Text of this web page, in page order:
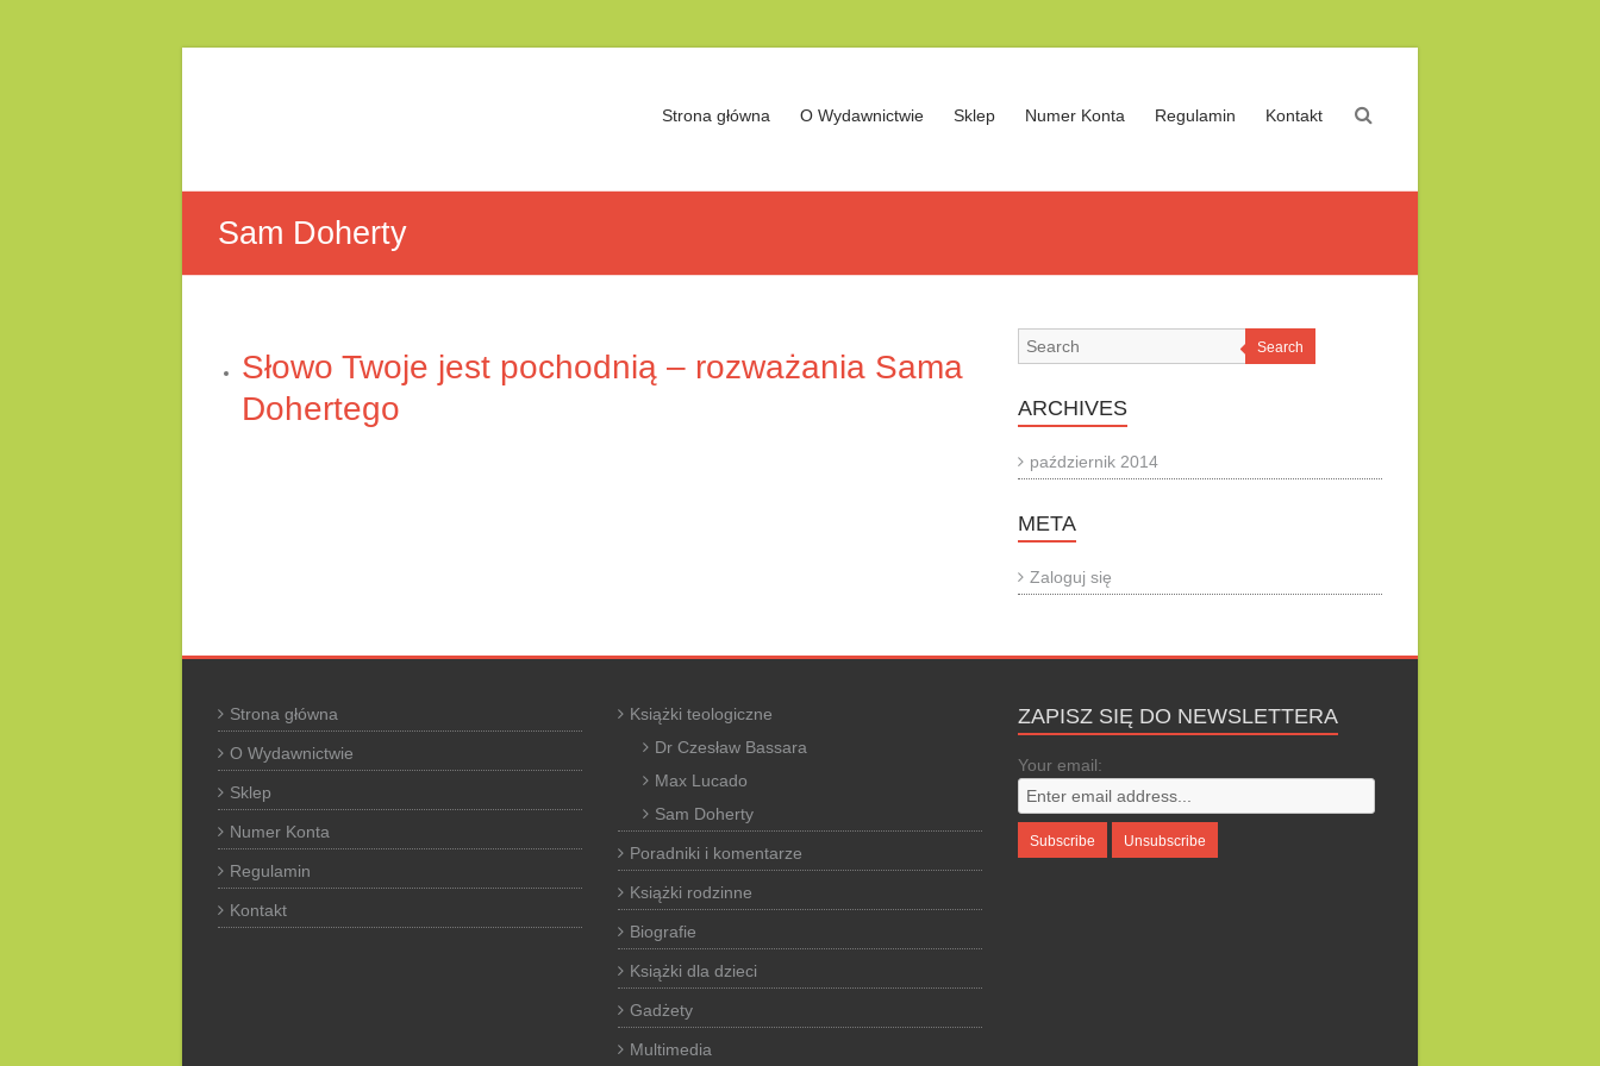
Strona główna O Wydawnictwie Sklep Numer Konta Regulamin Kontakt
Sam Doherty
Słowo Twoje jest pochodnią – rozważania Sama
Dohertego
Search
ARCHIVES
październik 2014
META
Zaloguj się
Strona główna
O Wydawnictwie
Sklep
Numer Konta
Regulamin
Kontakt
Książki teologiczne
Dr Czesław Bassara
Max Lucado
Sam Doherty
Poradniki i komentarze
Książki rodzinne
Biografie
Książki dla dzieci
Gadżety
Multimedia
ZAPISZ SIĘ DO NEWSLETTERA
Your email: